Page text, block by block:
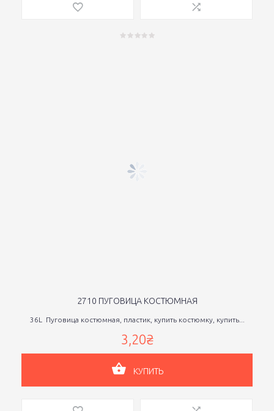
2710 ПУГОВИЦА КОСТЮМНАЯ
36L Пуговица костюмная, пластик, купить костюмку, купить...
3,20₴
КУПИТЬ